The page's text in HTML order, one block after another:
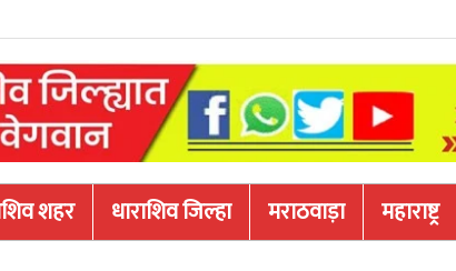
शहर धाराशिव जिल्हा मराठवाड़ा महाराष्ट्र